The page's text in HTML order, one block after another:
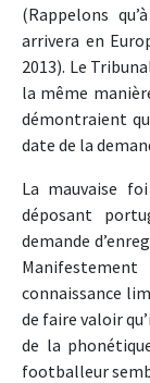
(Rappelons
arrivera en
2013). Le
la même
démontraient
date de la
La mauvaise
déposant
demande
connaissance
de faire valoir
de la
footballeur